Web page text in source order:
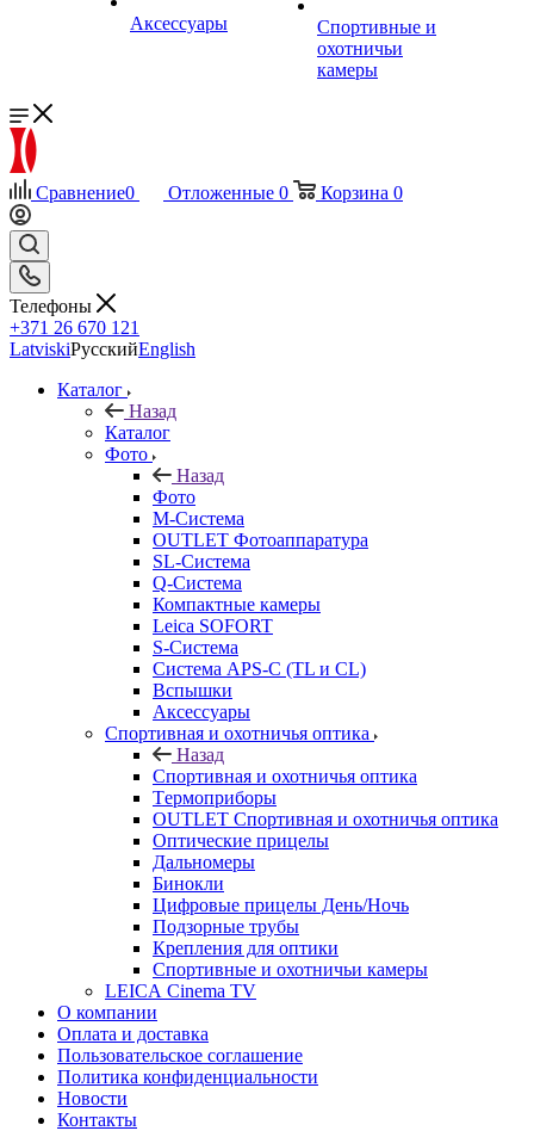
Аксессуары
Спортивные и
охотничьи
камеры
Сравнение0 Отложенные 0 Корзина 0
Телефоны
+371 26 670 121
LatviskiРусскийEnglish
Каталог
Назад
Каталог
Фото
Назад
Фото
M-Система
OUTLET Фотоаппаратура
SL-Система
Q-Cистема
Компактные камеры
Leica SOFORT
S-Система
Система APS-C (TL и CL)
Вспышки
Аксессуары
Спортивная и охотничья оптика
Назад
Спортивная и охотничья оптика
Tермоприборы
OUTLET Спортивная и охотничья оптика
Оптические прицелы
Дальномеры
Бинокли
Цифровые прицелы День/Ночь
Подзорные трубы
Крепления для оптики
Спортивные и охотничьи камеры
LEICA Cinema TV
О компании
Оплата и доставка
Пользовательское соглашение
Политика конфиденциальности
Новости
Контакты